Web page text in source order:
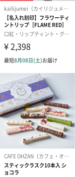
・【泡洗顔】は使用
は振らずに使用くだ
最後まで使いきれ
・上記の使用方法を
1日1回の使用で約
・保管方法について
浴室乾燥機の使用
さい。
全成分